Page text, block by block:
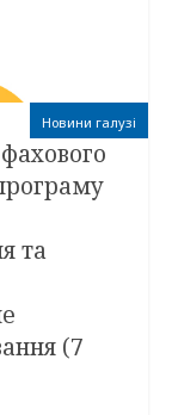
Новини галузі
та
(7